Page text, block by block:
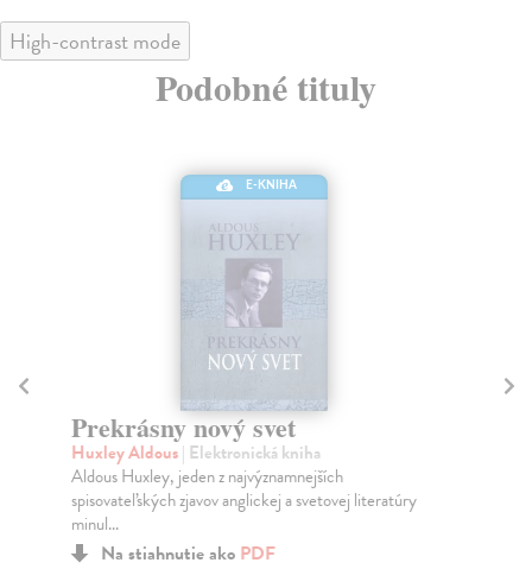
High-contrast mode
Podobné tituly
E-KNIHA
Prekrásny nový svet
Huxley Aldous| Elektronická kniha
Aldous Huxley, jeden z najvýznamnejších
spisovateľských zjavov anglickej a svetovej literatúry
minul...
Na stiahnutie ako PDF